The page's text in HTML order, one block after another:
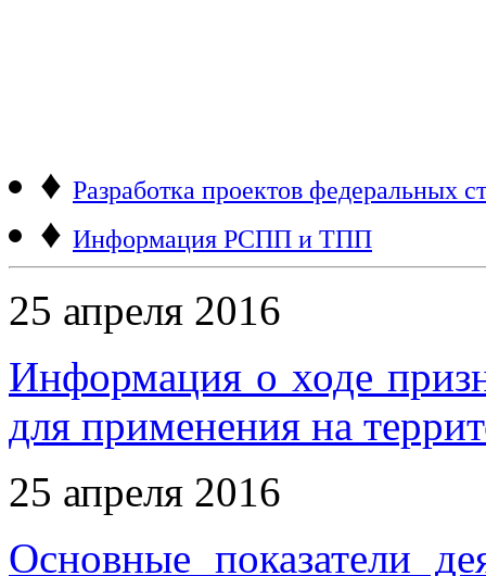
♦ Разработка проектов федеральных
♦ Информация РСПП и ТПП
25 апреля 2016
Информация о ходе
для применения на
25 апреля 2016
Основные показатели